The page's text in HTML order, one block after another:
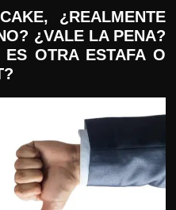
¿REALMENTE
¿VALE LA PENA?
OTRA ESTAFA O